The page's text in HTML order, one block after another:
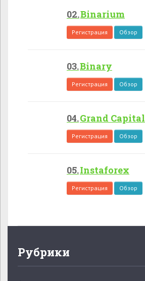
Binarium
Регистрация Обзор
Binary
Регистрация Обзор
Grand Capital
Регистрация Обзор
Instaforex
Регистрация Обзор
Рубрики